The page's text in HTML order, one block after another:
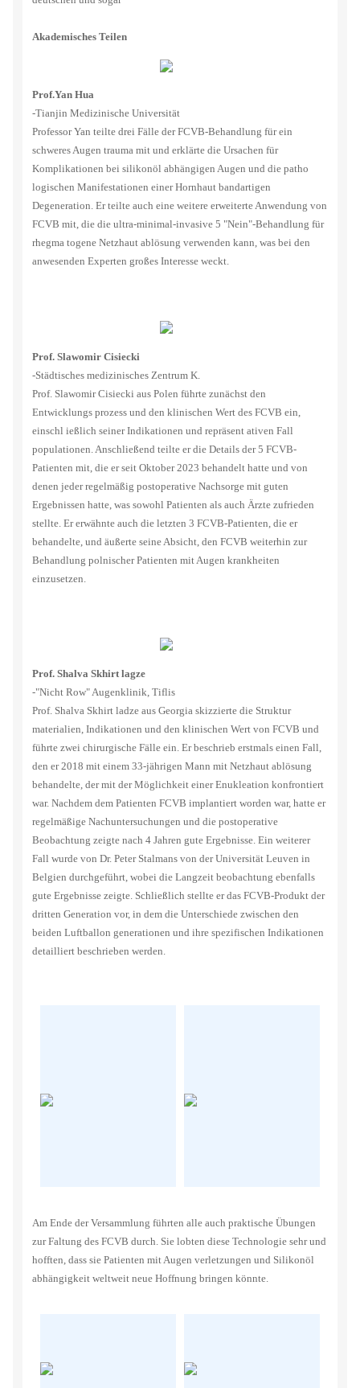
Akademisches Teilen
Prof.Yan Hua
-Tianjin Medizinische Universität
Professor Yan teilte drei Fälle der FCVB-Behandlung für ein
schweres Augen trauma mit und erklärte die Ursachen für
Komplikationen bei silikonöl abhängigen Augen und die patho
logischen Manifestationen einer Hornhaut bandartigen
Degeneration. Er teilte auch eine weitere erweiterte Anwendung von
FCVB mit, die die ultra-minimal-invasive 5 "Nein"-Behandlung für
rhegma togene Netzhaut ablösung verwenden kann, was bei den
anwesenden Experten großes Interesse weckt.
Prof. Slawomir Cisiecki
-Städtisches medizinisches Zentrum K.
Prof. Slawomir Cisiecki aus Polen führte zunächst den
Entwicklungs prozess und den klinischen Wert des FCVB ein,
einschl ießlich seiner Indikationen und repräsent ativen Fall
populationen. Anschließend teilte er die Details der 5 FCVB-
Patienten mit, die er seit Oktober 2023 behandelt hatte und von
denen jeder regelmäßig postoperative Nachsorge mit guten
Ergebnissen hatte, was sowohl Patienten als auch Ärzte zufrieden
stellte. Er erwähnte auch die letzten 3 FCVB-Patienten, die er
behandelte, und äußerte seine Absicht, den FCVB weiterhin zur
Behandlung polnischer Patienten mit Augen krankheiten
einzusetzen.
Prof. Shalva Skhirt lagze
-"Nicht Row" Augenklinik, Tiflis
Prof. Shalva Skhirt ladze aus Georgia skizzierte die Struktur
materialien, Indikationen und den klinischen Wert von FCVB und
führte zwei chirurgische Fälle ein. Er beschrieb erstmals einen Fall,
den er 2018 mit einem 33-jährigen Mann mit Netzhaut ablösung
behandelte, der mit der Möglichkeit einer Enukleation konfrontiert
war. Nachdem dem Patienten FCVB implantiert worden war, hatte er
regelmäßige Nachuntersuchungen und die postoperative
Beobachtung zeigte nach 4 Jahren gute Ergebnisse. Ein weiterer
Fall wurde von Dr. Peter Stalmans von der Universität Leuven in
Belgien durchgeführt, wobei die Langzeit beobachtung ebenfalls
gute Ergebnisse zeigte. Schließlich stellte er das FCVB-Produkt der
dritten Generation vor, in dem die Unterschiede zwischen den
beiden Luftballon generationen und ihre spezifischen Indikationen
detailliert beschrieben werden.
Am Ende der Versammlung führten alle auch praktische Übungen
zur Faltung des FCVB durch. Sie lobten diese Technologie sehr und
hofften, dass sie Patienten mit Augen verletzungen und Silikonöl
abhängigkeit weltweit neue Hoffnung bringen könnte.